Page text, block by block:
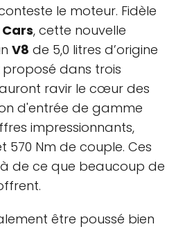
le moteur. Fidèle
Cars, cette nouvelle
V8 de 5,0 litres d’origine
dans trois
ravir le cœur des
d'entrée de gamme
impressionnants,
570 Nm de couple. Ces
de ce que beaucoup de
être poussé bien